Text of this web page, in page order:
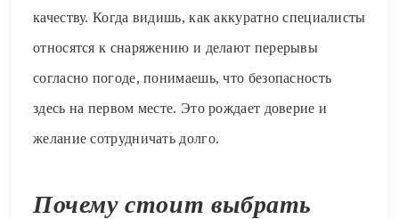
качеству. Когда видишь, как аккуратно специалисты
относятся к снаряжению и делают перерывы
согласно погоде, понимаешь, что безопасность
здесь на первом месте. Это рождает доверие и
желание сотрудничать долго.
Почему стоит выбрать